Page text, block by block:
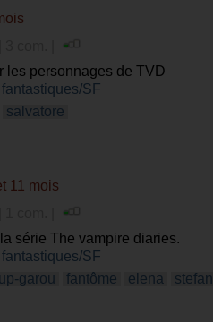
les personnages de TVD
SF
salvatore
11 mois
série The vampire diaries.
SF
garou fantôme elena stefan